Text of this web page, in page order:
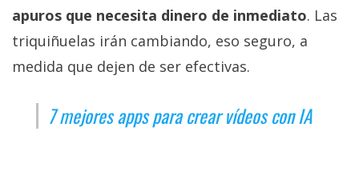
apuros que necesita dinero de inmediato. Las
triquiñuelas irán cambiando, eso seguro, a
medida que dejen de ser efectivas.
7 mejores apps para crear vídeos con IA